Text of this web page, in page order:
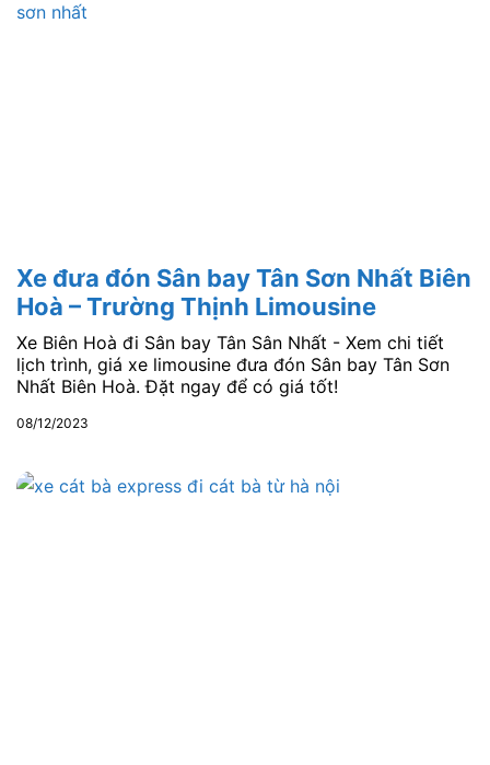
Xe đưa đón Sân bay Tân Sơn Nhất Biên
Hoà – Trường Thịnh Limousine
Xe Biên Hoà đi Sân bay Tân Sân Nhất - Xem chi tiết
lịch trình, giá xe limousine đưa đón Sân bay Tân Sơn
Nhất Biên Hoà. Đặt ngay để có giá tốt!
08/12/2023